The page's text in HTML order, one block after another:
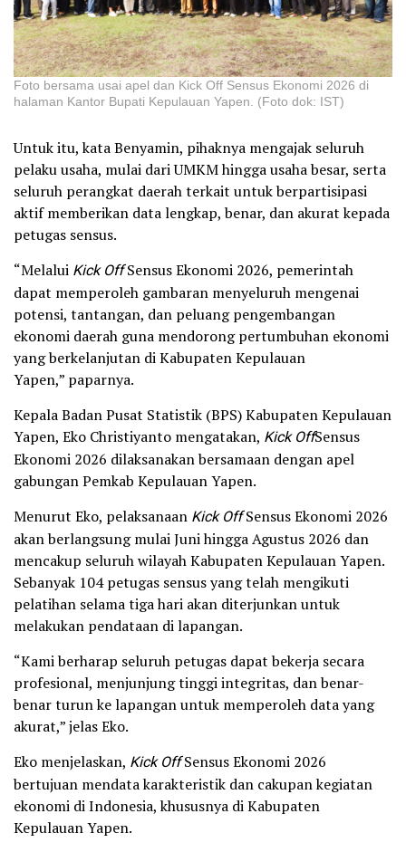
Foto bersama usai apel dan Kick Off Sensus Ekonomi 2026 di
halaman Kantor Bupati Kepulauan Yapen. (Foto dok: IST)
Untuk itu, kata Benyamin, pihaknya mengajak seluruh
pelaku usaha, mulai dari UMKM hingga usaha besar, serta
seluruh perangkat daerah terkait untuk berpartisipasi
aktif memberikan data lengkap, benar, dan akurat kepada
petugas sensus.
“Melalui Kick OffSensus Ekonomi 2026, pemerintah
dapat memperoleh gambaran menyeluruh mengenai
potensi, tantangan, dan peluang pengembangan
ekonomi daerah guna mendorong pertumbuhan ekonomi
yang berkelanjutan di Kabupaten Kepulauan
Yapen,” paparnya.
Kepala Badan Pusat Statistik (BPS) Kabupaten Kepulauan
Yapen, Eko Christiyanto mengatakan, Kick OffSensus
Ekonomi 2026 dilaksanakan bersamaan dengan apel
gabungan Pemkab Kepulauan Yapen.
Menurut Eko, pelaksanaan Kick OffSensus Ekonomi 2026
akan berlangsung mulai Juni hingga Agustus 2026 dan
mencakup seluruh wilayah Kabupaten Kepulauan Yapen.
Sebanyak 104 petugas sensus yang telah mengikuti
pelatihan selama tiga hari akan diterjunkan untuk
melakukan pendataan di lapangan.
“Kami berharap seluruh petugas dapat bekerja secara
profesional, menjunjung tinggi integritas, dan benar-
benar turun ke lapangan untuk memperoleh data yang
akurat,” jelas Eko.
Eko menjelaskan, Kick OffSensus Ekonomi 2026
bertujuan mendata karakteristik dan cakupan kegiatan
ekonomi di Indonesia, khususnya di Kabupaten
Kepulauan Yapen.